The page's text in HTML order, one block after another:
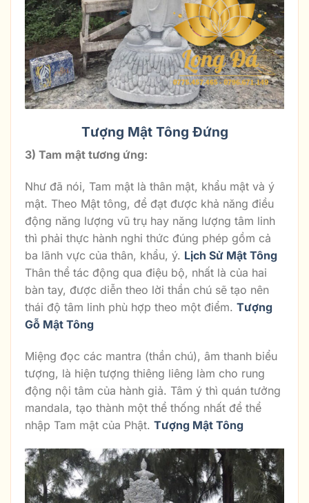
Tượng Mật Tông Đứng
3) Tam mật tương ứng:
Như đã nói, Tam mật là thân mật, khẩu mật và ý
mật. Theo Mật tông, để đạt được khả năng điều
động năng lượng vũ trụ hay năng lượng tâm linh
thì phải thực hành nghi thức đúng phép gồm cả
ba lãnh vực của thân, khẩu, ý. Lịch Sử Mật Tông
Thân thể tác động qua điệu bộ, nhất là của hai
bàn tay, được diễn theo lời thần chú sẽ tạo nên
thái độ tâm linh phù hợp theo một điểm. Tượng
Gỗ Mật Tông
Miệng đọc các mantra (thần chú), âm thanh biểu
tượng, là hiện tượng thiêng liêng làm cho rung
động nội tâm của hành giả. Tâm ý thì quán tưởng
mandala, tạo thành một thể thống nhất để thể
nhập Tam mật của Phật. Tượng Mật Tông